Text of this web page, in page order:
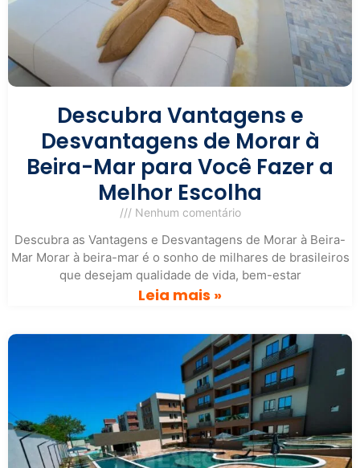
Descubra Vantagens e
Desvantagens de Morar à
Beira-Mar para Você Fazer a
Melhor Escolha
Nenhum comentário
Descubra as Vantagens e Desvantagens de Morar à Beira-
Mar Morar à beira-mar é o sonho de milhares de brasileiros
que desejam qualidade de vida, bem-estar
Leia mais »